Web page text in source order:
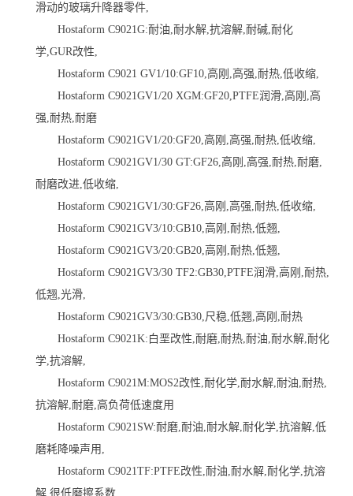
滑动的玻璃升降器零件,
Hostaform C9021G:耐油,耐水解,抗溶解,耐碱,耐化
学,GUR改性,
Hostaform C9021 GV1/10:GF10,高刚,高强,耐热,低收缩,
Hostaform C9021GV1/20 XGM:GF20,PTFE润滑,高刚,高
强,耐热,耐磨
Hostaform C9021GV1/20:GF20,高刚,高强,耐热,低收缩,
Hostaform C9021GV1/30 GT:GF26,高刚,高强,耐热,耐磨,
耐磨改进,低收缩,
Hostaform C9021GV1/30:GF26,高刚,高强,耐热,低收缩,
Hostaform C9021GV3/10:GB10,高刚,耐热,低翘,
Hostaform C9021GV3/20:GB20,高刚,耐热,低翘,
Hostaform C9021GV3/30 TF2:GB30,PTFE润滑,高刚,耐热,
低翘,光滑,
Hostaform C9021GV3/30:GB30,尺稳,低翘,高刚,耐热
Hostaform C9021K:白垩改性,耐磨,耐热,耐油,耐水解,耐化
学,抗溶解,
Hostaform C9021M:MOS2改性,耐化学,耐水解,耐油,耐热,
抗溶解,耐磨,高负荷低速度用
Hostaform C9021SW:耐磨,耐油,耐水解,耐化学,抗溶解,低
磨耗降噪声用,
Hostaform C9021TF:PTFE改性,耐油,耐水解,耐化学,抗溶
解,很低磨擦系数,